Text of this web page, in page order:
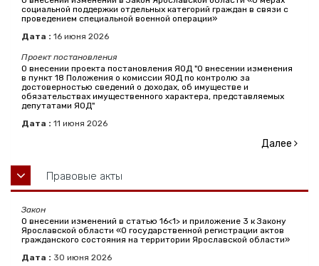
социальной поддержки отдельных категорий граждан в связи с
проведением специальной военной операции»
Дата : 16 июня 2026
Проект постановления
О внесении проекта постановления ЯОД "О внесении изменения
в пункт 18 Положения о комиссии ЯОД по контролю за
достоверностью сведений о доходах, об имуществе и
обязательствах имущественного характера, представляемых
депутатами ЯОД"
Дата : 11 июня 2026
Далее
Правовые акты
Закон
О внесении изменений в статью 16<1> и приложение 3 к Закону
Ярославской области «О государственной регистрации актов
гражданского состояния на территории Ярославской области»
Дата : 30 июня 2026